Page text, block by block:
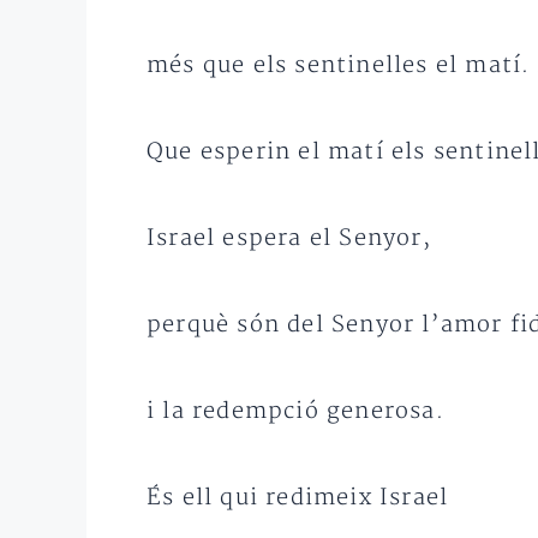
més que els sentinelles el matí.
Que esperin el matí els
Israel espera el Senyor,
perquè són del Senyor l’amor
i la redempció generosa.
És ell qui redimeix Israel